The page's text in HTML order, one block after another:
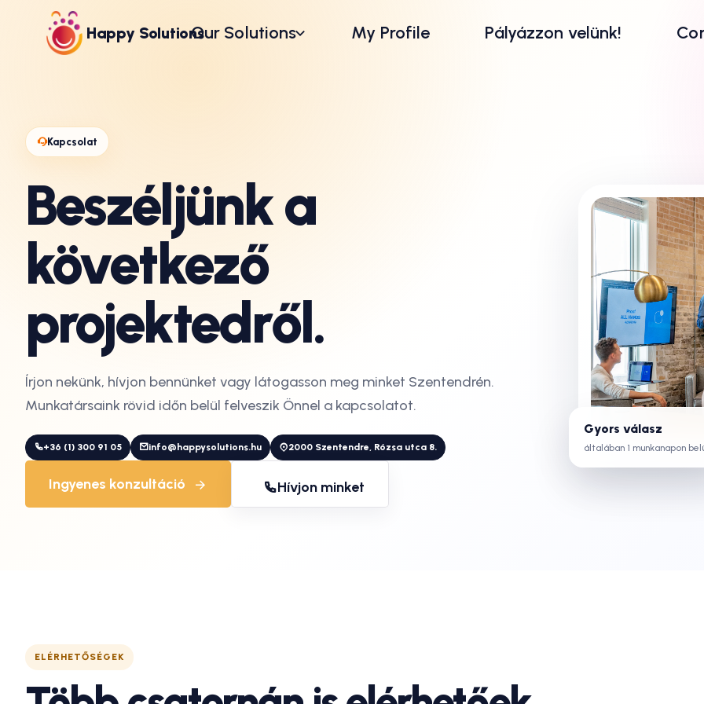
Happy SolutionsOur Solutions My Profile Pályázzon velünk!
Kapcsolat
Beszéljünk a
következő
projektedről.
Írjon nekünk, hívjon bennünket vagy látogasson meg minket Szentendrén.
Munkatársaink rövid időn belül felveszik Önnel a kapcsolatot.
+36 (1) 300 91 05 info@happysolutions.hu 2000 Szentendre, Rózsa utca 8.
Ingyenes konzultáció Hívjon minket
Gyors válasz
általában 1 munkanapon
ELÉRHETŐSÉGEK